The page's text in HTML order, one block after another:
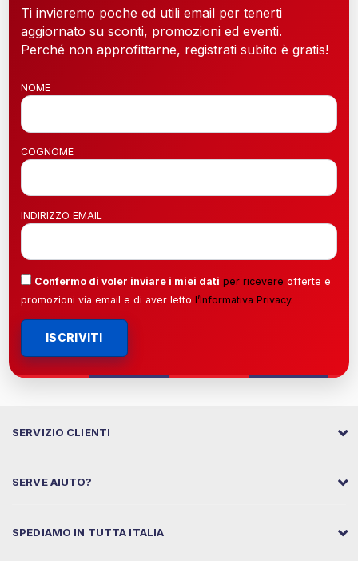
Ti invieremo poche ed utili email per tenerti
aggiornato su sconti, promozioni ed eventi.
Perché non approfittarne, registrati subito è gratis!
NOME
COGNOME
INDIRIZZO EMAIL
Confermo di voler inviare i miei dati per ricevere offerte e
promozioni via email e di aver letto l’Informativa Privacy.
ISCRIVITI
SERVIZIO CLIENTI
SERVE AIUTO?
SPEDIAMO IN TUTTA ITALIA